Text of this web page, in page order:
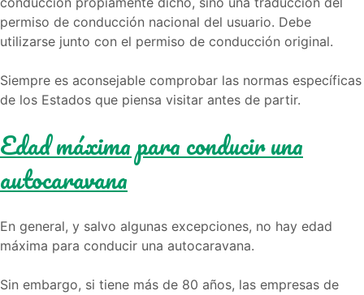
permiso de conducción nacional del usuario. Debe
utilizarse junto con el permiso de conducción original.
Siempre es aconsejable comprobar las normas específicas
de los Estados que piensa visitar antes de partir.
Edad máxima para conducir una
autocaravana
En general, y salvo algunas excepciones, no hay edad
máxima para conducir una autocaravana.
Sin embargo, si tiene más de 80 años, las empresas de